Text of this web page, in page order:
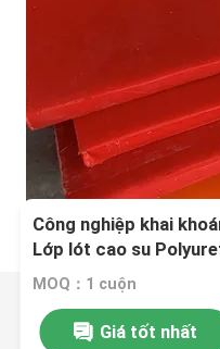
Công nghiệp khai
Lớp lót cao su
MOQ：1 cuộn
Giá tốt nhất